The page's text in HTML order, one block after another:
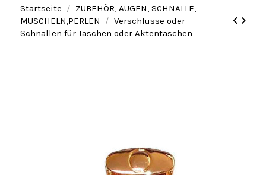
Startseite
ZUBEHÖR, AUGEN, SCHNALLE,
MUSCHELN,PERLEN
Verschlüsse oder
Schnallen für Taschen oder Aktentaschen